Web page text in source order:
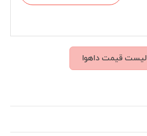
لیست قیمت داهوا